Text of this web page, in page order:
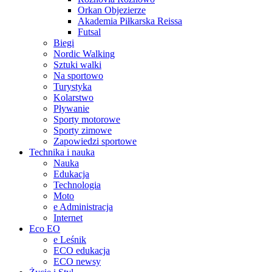
Orkan Objezierze
Akademia Piłkarska Reissa
Futsal
Biegi
Nordic Walking
Sztuki walki
Na sportowo
Turystyka
Kolarstwo
Pływanie
Sporty motorowe
Sporty zimowe
Zapowiedzi sportowe
Technika i nauka
Nauka
Edukacja
Technologia
Moto
e Administracja
Internet
Eco EO
e Leśnik
ECO edukacja
ECO newsy